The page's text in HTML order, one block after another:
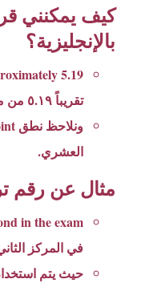
كيف يمكنني
بالإنجليزية؟
تقريباً ٥.١٩ من مائة).
العشري.
مثال عن رقم
في المركز